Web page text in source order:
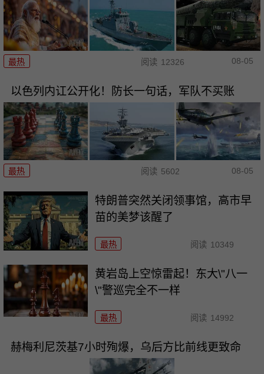
最热 阅读 12326 08-05
以色列内讧公开化！防长一句话，军队不买账
最热 阅读 5602 08-05
特朗普突然关闭领事馆，高市早
苗的美梦该醒了
最热 阅读 10349
黄岩岛上空惊雷起！东大\"八一
\"警巡完全不一样
最热 阅读 14992
赫梅利尼茨基7小时殉爆，乌后方比前线更致命